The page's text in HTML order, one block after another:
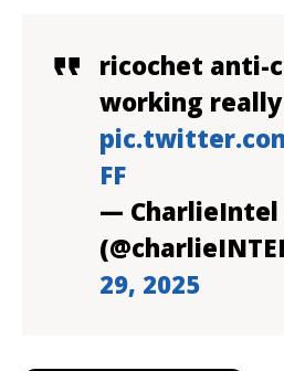
ricochet anti-
working
FF
— CharlieIntel
29, 2025